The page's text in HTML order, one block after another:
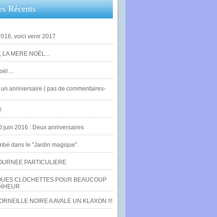
Récents
voici venir 2017
LA MERE NOËL...
anniversaire ( pas de commentaires-
juin 2016 : Deux anniversaires
dans le "Jardin magique".
PARTICULIERE
CLOCHETTES POUR BEAUCOUP
NOIRE A AVALE UN KLAXON !!!